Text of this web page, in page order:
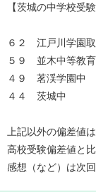
【茨城の中学校受
６２ 江戸川学園取
５９ 並木中等教
４９ 茗渓学園中
４４ 茨城中
上記以外の偏差値は
高校受験偏差値と
感想（など）は次回